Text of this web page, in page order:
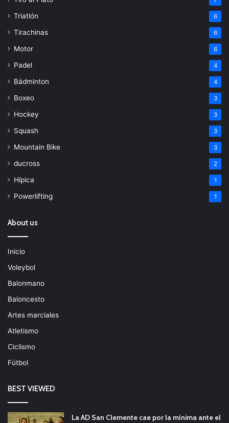
Triatlón 6
Tirachinas 6
Motor 6
Padel 4
Bádminton 4
Boxeo 3
Hockey 3
Squash 3
Mountain Bike 3
ducross 2
Hípica 1
Powerlifting 1
About us
Inicio
Voleybol
Balonmano
Baloncesto
Artes marciales
Atletismo
Ciclismo
Fútbol
BEST VIEWED
La AD San Clemente cae por la mínima ante el